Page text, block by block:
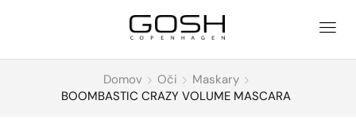
Domov Oči
Maskary
BOOMBASTIC CRAZY VOLUME MASCARA